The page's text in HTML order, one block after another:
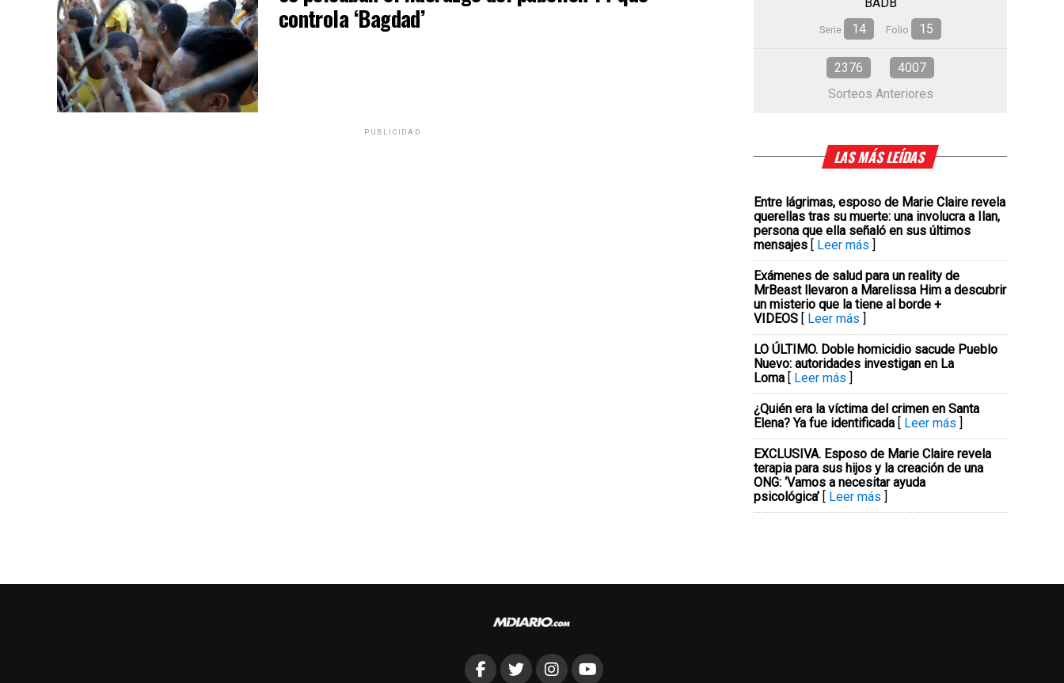
controla ‘Bagdad’
PUBLICIDAD
Serie 14 Folio 15
2376
4007
Sorteos Anteriores
LAS MÁS LEÍDAS
Entre lágrimas, esposo de Marie Claire revela
querellas tras su muerte: una involucra a Ilan,
persona que ella señaló en sus últimos
mensajes [ Leer más ]
Exámenes de salud para un reality de
MrBeast llevaron a Marelissa Him a descubrir
un misterio que la tiene al borde +
VIDEOS [ Leer más ]
LO ÚLTIMO. Doble homicidio sacude Pueblo
Nuevo: autoridades investigan en La
Loma [ Leer más ]
¿Quién era la víctima del crimen en Santa
Elena? Ya fue identificada [ Leer más ]
EXCLUSIVA. Esposo de Marie Claire revela
terapia para sus hijos y la creación de una
ONG: ‘Vamos a necesitar ayuda
psicológica’ [ Leer más ]